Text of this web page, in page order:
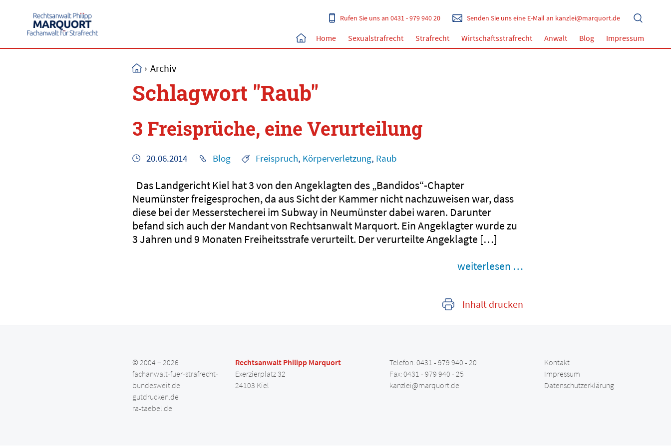
Senden Sie uns eine E-Mail an kanzlei@marquort.de
Rufen Sie uns an 0431 - 979 940 20
Home Sexualstrafrecht Strafrecht Wirtschaftsstrafrecht Anwalt Blog Impressum
› Archiv
Schlagwort "Raub"
3 Freisprüche, eine Verurteilung
20.06.2014 Blog Freispruch, Körperverletzung, Raub
Das Landgericht Kiel hat 3 von den Angeklagten des „Bandidos“-Chapter
Neumünster freigesprochen, da aus Sicht der Kammer nicht nachzuweisen war, dass
diese bei der Messerstecherei im Subway in Neumünster dabei waren. Darunter
befand sich auch der Mandant von Rechtsanwalt Marquort. Ein Angeklagter wurde zu
3 Jahren und 9 Monaten Freiheitsstrafe verurteilt. Der verurteilte Angeklagte […]
weiterlesen …
Inhalt drucken
© 2004 – 2026
fachanwalt-fuer-strafrecht-
bundesweit.de
gutdrucken.de
ra-taebel.de
Rechtsanwalt Philipp Marquort
Exerzierplatz 32
24103 Kiel
Telefon: 0431 - 979 940 - 20
Fax: 0431 - 979 940 - 25
kanzlei@marquort.de
Kontakt
Impressum
Datenschutzerklärung